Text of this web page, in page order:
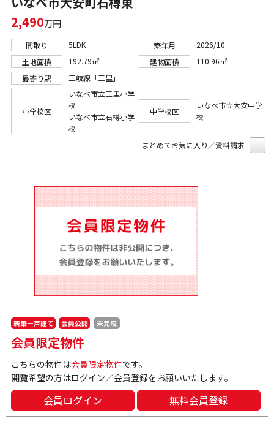
2,490万円
間取り 5LDK 築年月
2026/10
土地面積
192.79㎡ 建物面積
110.96㎡
最寄り駅
三岐線「三里」
小学校区
いなべ市立三里小学
校
いなべ市立石榑小学
校
中学校区
いなべ市立大安中学
校
まとめてお気に入り／資料請求
新築一戸建て 会員公開 未完成
会員限定物件
こちらの物件は会員限定物件です。
閲覧希望の方はログイン／会員登録をお願いいたします。
会員ログイン 無料会員登録